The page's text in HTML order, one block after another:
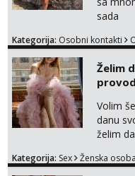
sada
Kategorija: Osobni kontakti
Želim
Volim
danu
želim
na link
Kategorija: Sex Ženska